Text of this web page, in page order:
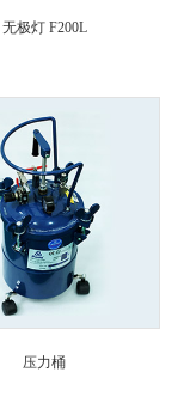
无极灯 F200L
压力桶